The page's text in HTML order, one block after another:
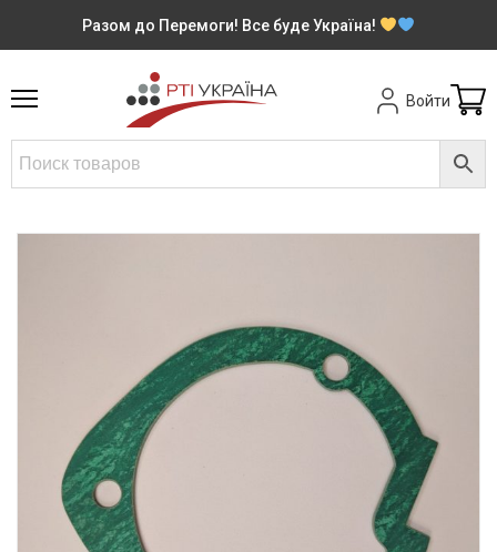
Разом до Перемоги! Все буде Україна!
Войти